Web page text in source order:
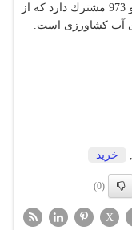
دامغان هم اكنون 54 هزار و 973 مشترك دارد كه از
آب كشاورزی است.
, خرید
(0)
X